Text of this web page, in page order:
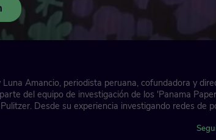
Amancio, periodista peruana, cofundadora y
del equipo de investigación de los 'Panama
Desde su experiencia investigando redes de
Latina y los desafíos de informar en la era de la